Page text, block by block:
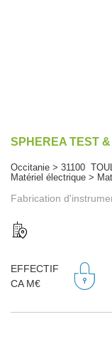
SPHEREA TEST
Occitanie > 31100
Matériel électrique >
Fabrication
EFFECTIF
CA M€